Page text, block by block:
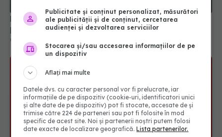
Boala de reflux gastroesofagian crește riscul
problemelor cardiace acute
01 noi 2025, 15:54
Publicitate și conținut personalizat, măsurători
ale publicității și de conținut, cercetarea
audienței și dezvoltarea serviciilor
Stocarea și/sau accesarea informațiilor de pe
un dispozitiv
Aflați mai multe
Datele dvs. cu caracter personal vor fi prelucrate, iar
informațiile de pe dispozitiv (cookie-uri, identificatori unici
și alte date de pe dispozitiv) pot fi stocate, accesate de și
trimise către 224 de parteneri sau pot fi folosite în mod
specific de acest site. Noi și partenerii noștri putem folosi
date exacte de localizare geografică.Lista partenerilor.